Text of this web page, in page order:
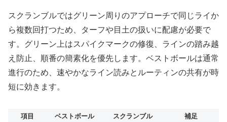
スクランブルではグリーン周りのアプローチで同じライか
ら複数回打つため、ターフや目土の扱いに配慮が必要で
す。グリーン上はスパイクマークの修復、ラインの踏み越
え防止、順番の簡素化を優先します。ベストボールは通常
進行のため、速やかなライン読みとルーティンの共有が時
短に効きます。
項目 ベストボール スクランブル
補足